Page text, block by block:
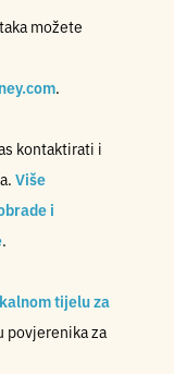
možete
.
kontaktirati i
Više
i
.
tijelu za
povjerenika za